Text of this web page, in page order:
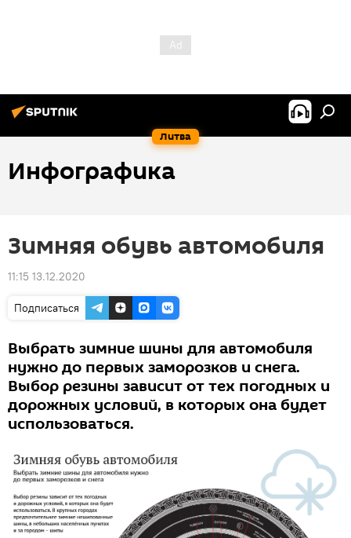
Литва
Инфографика
Зимняя обувь автомобиля
11:15 13.12.2020
Подписаться
Выбрать зимние шины для автомобиля
нужно до первых заморозков и снега.
Выбор резины зависит от тех погодных и
дорожных условий, в которых она будет
использоваться.